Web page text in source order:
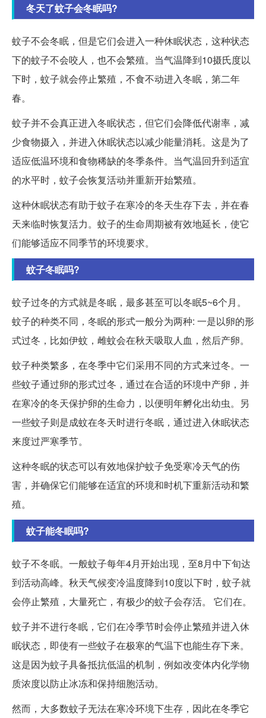
冬天了蚊子会冬眠吗?
蚊子不会冬眠，但是它们会进入一种休眠状态，这种状态
下的蚊子不会咬人，也不会繁殖。当气温降到10摄氏度以
下时，蚊子就会停止繁殖，不食不动进入冬眠，第二年
春。
蚊子并不会真正进入冬眠状态，但它们会降低代谢率，减
少食物摄入，并进入休眠状态以减少能量消耗。这是为了
适应低温环境和食物稀缺的冬季条件。当气温回升到适宜
的水平时，蚊子会恢复活动并重新开始繁殖。
这种休眠状态有助于蚊子在寒冷的冬天生存下去，并在春
天来临时恢复活力。蚊子的生命周期被有效地延长，使它
们能够适应不同季节的环境要求。
蚊子冬眠吗?
蚊子过冬的方式就是冬眠，最多甚至可以冬眠5~6个月。
蚊子的种类不同，冬眠的形式一般分为两种: 一是以卵的形
式过冬，比如伊蚊，雌蚊会在秋天吸取人血，然后产卵。
蚊子种类繁多，在冬季中它们采用不同的方式来过冬。一
些蚊子通过卵的形式过冬，通过在合适的环境中产卵，并
在寒冷的冬天保护卵的生命力，以便明年孵化出幼虫。另
一些蚊子则是成蚊在冬天时进行冬眠，通过进入休眠状态
来度过严寒季节。
这种冬眠的状态可以有效地保护蚊子免受寒冷天气的伤
害，并确保它们能够在适宜的环境和时机下重新活动和繁
殖。
蚊子能冬眠吗?
蚊子不冬眠。一般蚊子每年4月开始出现，至8月中下旬达
到活动高峰。秋天气候变冷温度降到10度以下时，蚊子就
会停止繁殖，大量死亡，有极少的蚊子会存活。 它们在。
蚊子并不进行冬眠，它们在冷季节时会停止繁殖并进入休
眠状态，即使有一些蚊子在极寒的气温下也能生存下来。
这是因为蚊子具备抵抗低温的机制，例如改变体内化学物
质浓度以防止冰冻和保持细胞活动。
然而，大多数蚊子无法在寒冷环境下生存，因此在冬季它